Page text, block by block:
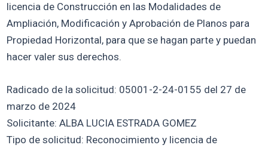
licencia de Construcción en las Modalidades de
Ampliación, Modificación y Aprobación de Planos para
Propiedad Horizontal, para que se hagan parte y puedan
hacer valer sus derechos.
Radicado de la solicitud: 05001-2-24-0155 del 27 de
marzo de 2024
Solicitante: ALBA LUCIA ESTRADA GOMEZ
Tipo de solicitud: Reconocimiento y licencia de